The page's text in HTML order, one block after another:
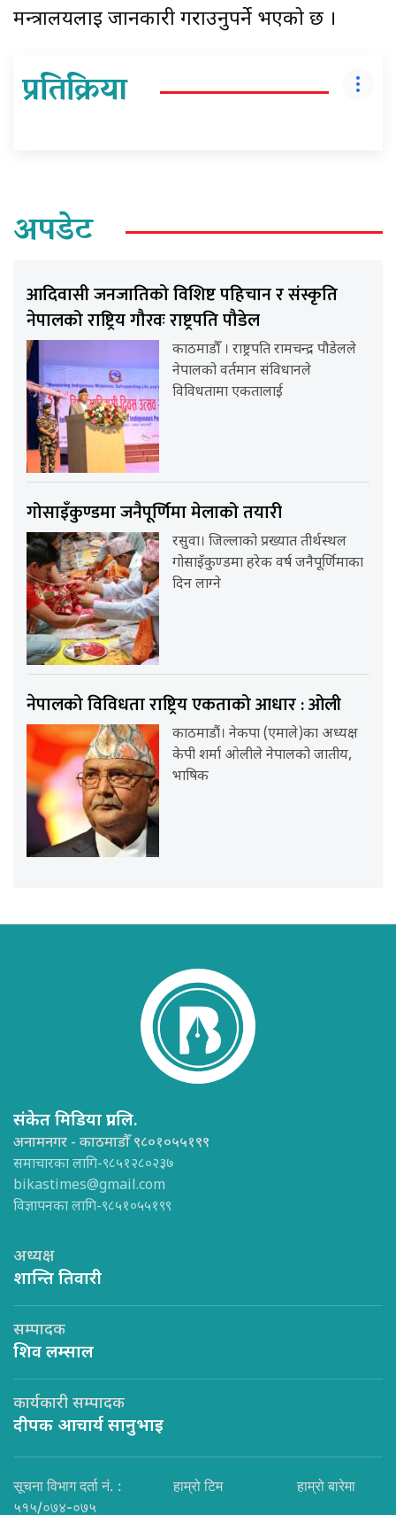
मन्त्रालयलाई जानकारी गराउनुपर्ने भएको छ ।
प्रतिक्रिया
अपडेट
आदिवासी जनजातिको विशिष्ट पहिचान र संस्कृति
नेपालको राष्ट्रिय गौरवः राष्ट्रपति पौडेल
काठमाडौँ । राष्ट्रपति रामचन्द्र पौडेलले
नेपालको वर्तमान संविधानले
विविधतामा एकतालाई
गोसाइँकुण्डमा जनैपूर्णिमा मेलाको तयारी
रसुवा। जिल्लाको प्रख्यात तीर्थस्थल
गोसाइँकुण्डमा हरेक वर्ष जनैपूर्णिमाका
दिन लाग्ने
नेपालको विविधता राष्ट्रिय एकताको आधार : ओली
काठमाडौं। नेकपा (एमाले)का अध्यक्ष
केपी शर्मा ओलीले नेपालको जातीय,
भाषिक
संकेत मिडिया प्रा.लि.
अनामनगर - काठमाडौँ ९८०१०५५१९९
समाचारका लागि-९८५१२८०२३७
bikastimes@gmail.com
विज्ञापनका लागि-९८५१०५५१९९
अध्यक्ष
शान्ति तिवारी
सम्पादक
शिव लम्साल
कार्यकारी सम्पादक
दीपक आचार्य सानुभाइ
सूचना विभाग दर्ता नं. :
५१५/०७४-०७५
हाम्रो टिम हाम्रो बारेमा